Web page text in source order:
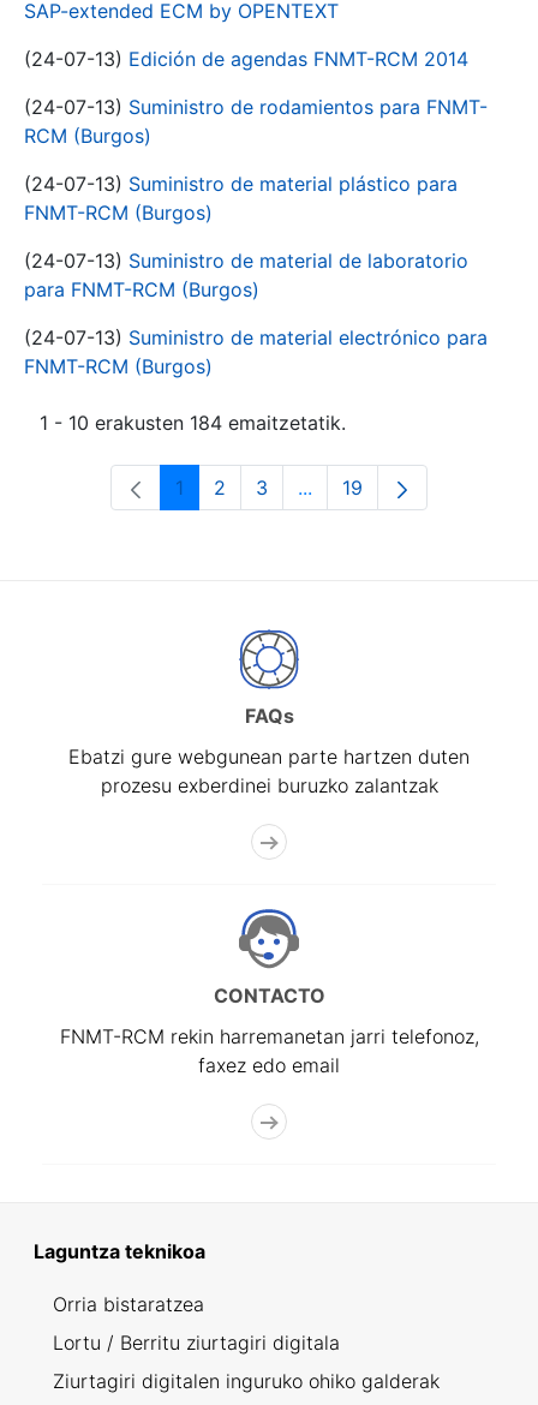
SAP-extended ECM by OPENTEXT
(24-07-13) Edición de agendas FNMT-RCM 2014
(24-07-13) Suministro de rodamientos para FNMT-
RCM (Burgos)
(24-07-13) Suministro de material plástico para
FNMT-RCM (Burgos)
(24-07-13) Suministro de material de laboratorio
para FNMT-RCM (Burgos)
(24-07-13) Suministro de material electrónico para
FNMT-RCM (Burgos)
1 - 10 erakusten 184 emaitzetatik.
Orrialdea
1 Orrialdea
2 Orrialdea
3 ...Intermediate Pages Use
Orrialdea
19
FAQs
Ebatzi gure webgunean parte hartzen duten
prozesu exberdinei buruzko zalantzak
CONTACTO
FNMT-RCM rekin harremanetan jarri telefonoz,
faxez edo email
Laguntza teknikoa
Orria bistaratzea
Lortu / Berritu ziurtagiri digitala
Ziurtagiri digitalen inguruko ohiko galderak